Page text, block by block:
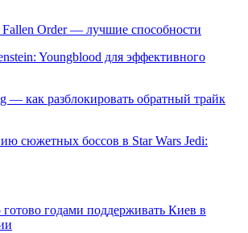
Fallen Order — лучшие способности
Youngblood для эффективного
— как разблокировать обратный трайк
сюжетных боссов в Star Wars Jedi:
годами поддерживать Киев в